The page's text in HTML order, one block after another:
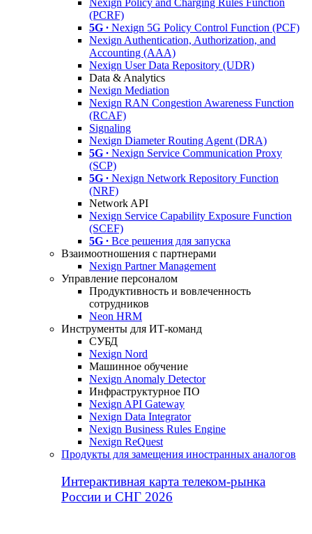
Nexign Policy and Charging Rules Function
(PCRF)
5G ∙ Nexign 5G Policy Control Function (PCF)
Nexign Authentication, Authorization, and
Accounting (AAA)
Nexign User Data Repository (UDR)
Data & Analytics
Nexign Mediation
Nexign RAN Congestion Awareness Function
(RCAF)
Signaling
Nexign Diameter Routing Agent (DRA)
5G ∙ Nexign Service Communication Proxy
(SCP)
5G ∙ Nexign Network Repository Function
(NRF)
Network API
Nexign Service Capability Exposure Function
(SCEF)
5G ∙ Все решения для запуска
Взаимоотношения с партнерами
Nexign Partner Management
Управление персоналом
Продуктивность и вовлеченность
сотрудников
Neon HRM
Инструменты для ИТ-команд
СУБД
Nexign Nord
Машинное обучение
Nexign Anomaly Detector
Инфраструктурное ПО
Nexign API Gateway
Nexign Data Integrator
Nexign Business Rules Engine
Nexign ReQuest
Продукты для замещения иностранных аналогов
Интерактивная карта телеком-рынка
России и СНГ 2026